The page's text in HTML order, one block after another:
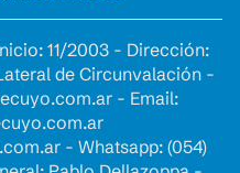
11/2003 - Dirección:
de Circunvalación -
- Email:
- Whatsapp: (054)